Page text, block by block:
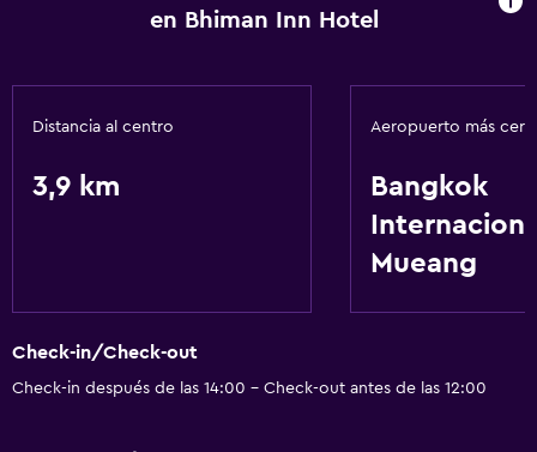
en Bhiman Inn Hotel
Distancia al centro
3,9 km
Aeropuerto más
Bangkok
Mueang
Check-in/Check-out
Check-in después de las 14:00 - Check-out antes de las 12:00